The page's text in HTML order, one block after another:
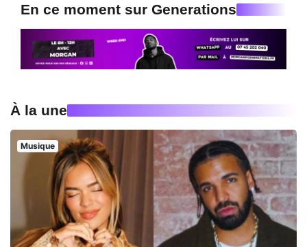
En ce moment sur Generations
À la une
Musique